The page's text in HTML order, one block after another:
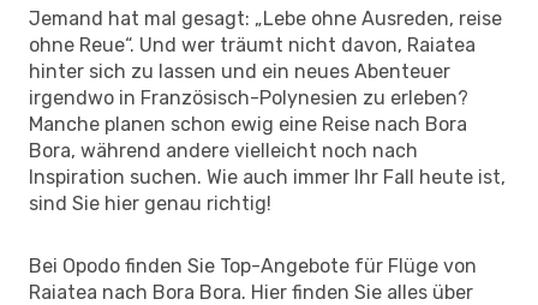
Jemand hat mal gesagt: „Lebe ohne Ausreden, reise
ohne Reue“. Und wer träumt nicht davon, Raiatea
hinter sich zu lassen und ein neues Abenteuer
irgendwo in Französisch-Polynesien zu erleben?
Manche planen schon ewig eine Reise nach Bora
Bora, während andere vielleicht noch nach
Inspiration suchen. Wie auch immer Ihr Fall heute ist,
sind Sie hier genau richtig!
Bei Opodo finden Sie Top-Angebote für Flüge von
Raiatea nach Bora Bora. Hier finden Sie alles über